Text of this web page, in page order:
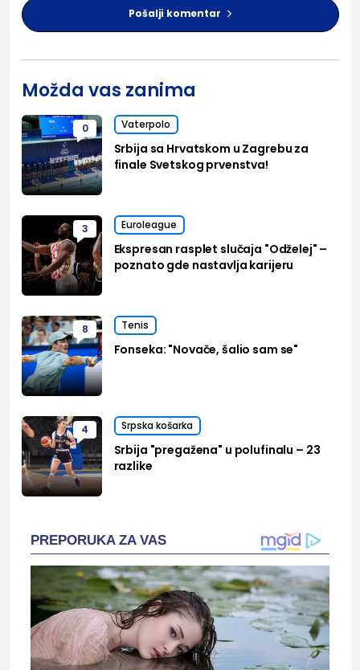
Pošalji komentar
Možda vas zanima
0 Vaterpolo
Srbija sa Hrvatskom u Zagrebu za
finale Svetskog prvenstva!
3 Euroleague
Ekspresan rasplet slučaja "Odželej" –
poznato gde nastavlja karijeru
8 Tenis
Fonseka: "Novače, šalio sam se"
4 Srpska košarka
Srbija "pregažena" u polufinalu – 23
razlike
PREPORUKA ZA VAS